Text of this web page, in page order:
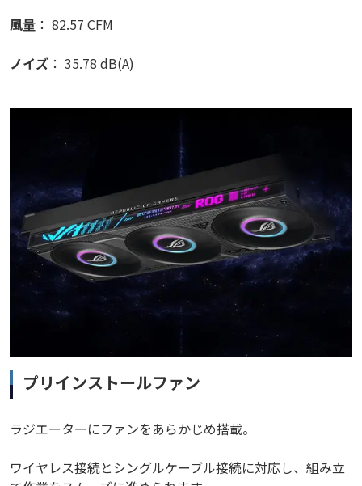
風量 ： 82.57 CFM
ノイズ ： 35.78 dB(A)
プリインストールファン
ラジエーターにファンをあらかじめ搭載。
ワイヤレス接続とシングルケーブル接続に対応し、組み立